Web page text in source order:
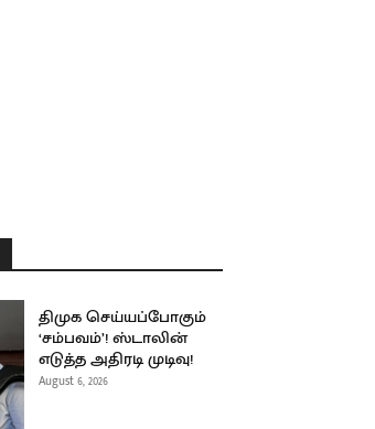
திமுக செய்யப்போகும்
‘சம்பவம்’! ஸ்டாலின்
எடுத்த அதிரடி முடிவு!
August 6, 2026